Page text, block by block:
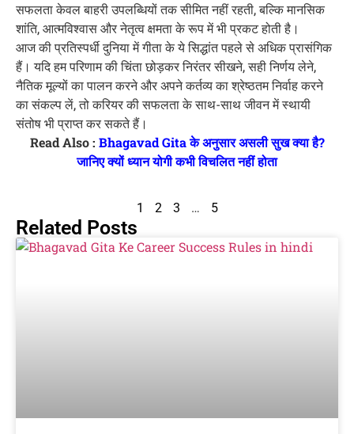
सफलता केवल बाहरी उपलब्धियों तक सीमित नहीं रहती, बल्कि मानसिक
शांति, आत्मविश्वास और नेतृत्व क्षमता के रूप में भी प्रकट होती है।
आज की प्रतिस्पर्धी दुनिया में गीता के ये सिद्धांत पहले से अधिक प्रासंगिक
हैं। यदि हम परिणाम की चिंता छोड़कर निरंतर सीखने, सही निर्णय लेने,
नैतिक मूल्यों का पालन करने और अपने कर्तव्य का श्रेष्ठतम निर्वाह करने
का संकल्प लें, तो करियर की सफलता के साथ-साथ जीवन में स्थायी
संतोष भी प्राप्त कर सकते हैं।
Read Also : Bhagavad Gita के अनुसार असली सुख क्या है?
जानिए क्यों ध्यान योगी कभी विचलित नहीं होता
1 2 3 … 5
Related Posts